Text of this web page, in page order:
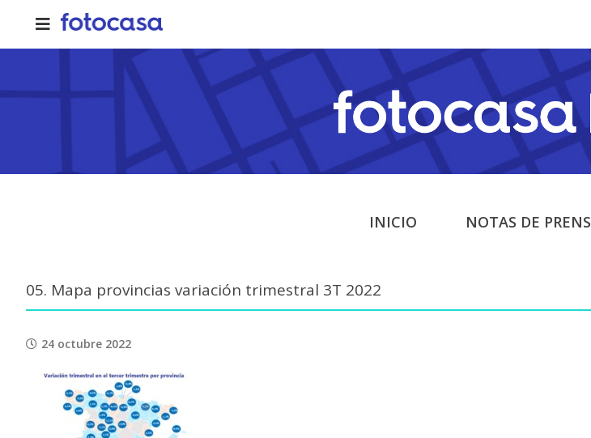
content
INICIO NOTAS DE
05. Mapa provincias variación trimestral 3T 2022
24 octubre 2022